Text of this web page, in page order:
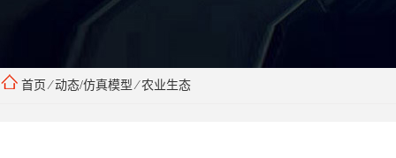
首页 ⁄动态/仿真模型⁄农业生态